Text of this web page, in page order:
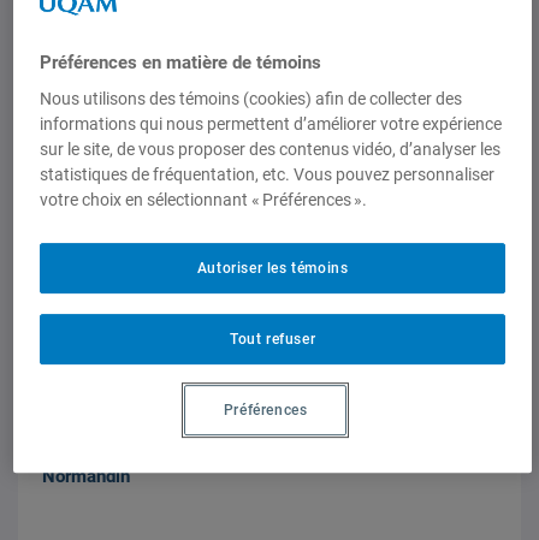
Le Canada peut-il profiter du
réarmement européen?
Blogue du CORIM, 15 septembre 2025,Justin Massie
Quel avenir pour l’ADN international de
Normandin
Préférences en matière de témoins
Nous utilisons des témoins (cookies) afin de collecter des
informations qui nous permettent d’améliorer votre expérience
sur le site, de vous proposer des contenus vidéo, d’analyser les
statistiques de fréquentation, etc. Vous pouvez personnaliser
votre choix en sélectionnant « Préférences ».
Tout refuser
Autoriser les témoins
Préférences